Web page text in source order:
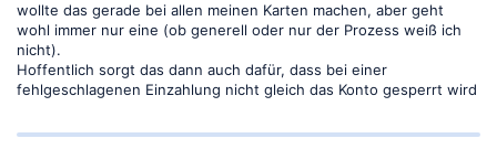
wollte das gerade bei allen meinen Karten machen, aber geht
wohl immer nur eine (ob generell oder nur der Prozess weiß ich
nicht).
Hoffentlich sorgt das dann auch dafür, dass bei einer
fehlgeschlagenen Einzahlung nicht gleich das Konto gesperrt wird